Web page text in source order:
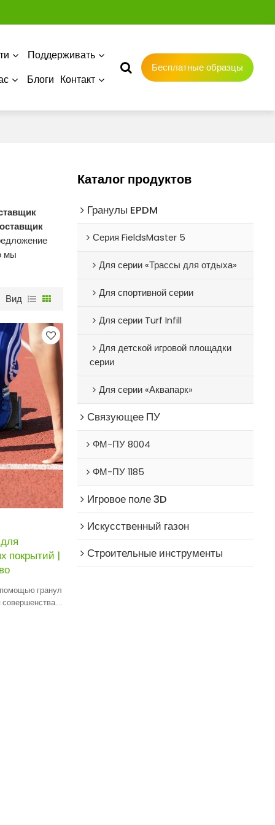
Поддерживать
Блоги Контакт
Бесплатные образцы
мы
Вид
покрытий |
гранул
Каталог продуктов
Гранулы EPDM
Серия FieldsMaster 5
Для серии «Трассы для отдыха»
Для спортивной серии
Для серии Turf Infill
Для детской игровой площадки
серии
Для серии «Аквапарк»
Связующее ПУ
ФМ-ПУ 8004
ФМ-ПУ 1185
Игровое поле 3D
Искусственный газон
Строительные инструменты